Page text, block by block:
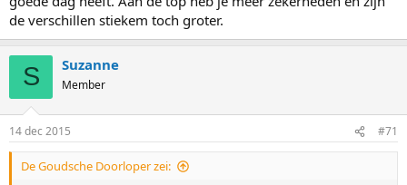
de verschillen stiekem toch groter.
S Suzanne
Member
14 dec 2015 #71
De Goudsche Doorloper zei: